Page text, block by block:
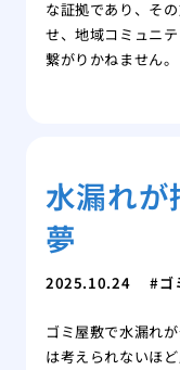
な証拠であり、そ
せ、地域コミュニ
繋がりかねません。
水漏れが
夢
2025.10.24 ゴ
ゴミ屋敷で水漏れ
は考えられないほ